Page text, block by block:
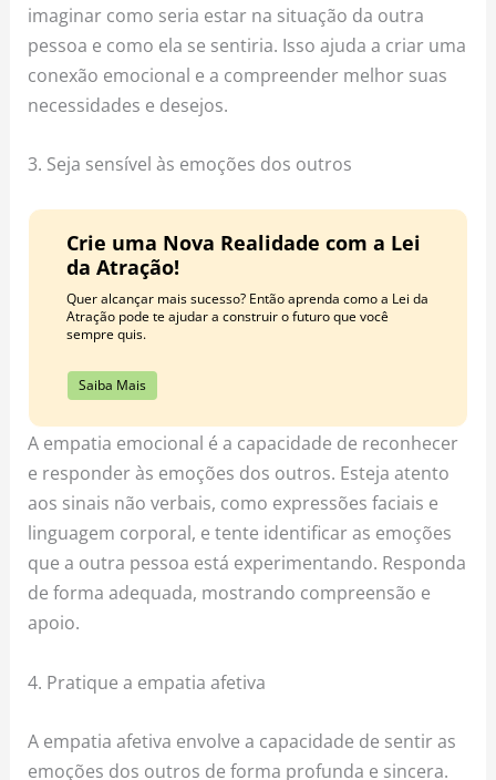
imaginar como seria estar na situação da outra
pessoa e como ela se sentiria. Isso ajuda a criar uma
conexão emocional e a compreender melhor suas
necessidades e desejos.
3. Seja sensível às emoções dos outros
Crie uma Nova Realidade com a Lei
da Atração!
Quer alcançar mais sucesso? Então aprenda como a Lei da
Atração pode te ajudar a construir o futuro que você
sempre quis.
Saiba Mais
A empatia emocional é a capacidade de reconhecer
e responder às emoções dos outros. Esteja atento
aos sinais não verbais, como expressões faciais e
linguagem corporal, e tente identificar as emoções
que a outra pessoa está experimentando. Responda
de forma adequada, mostrando compreensão e
apoio.
4. Pratique a empatia afetiva
A empatia afetiva envolve a capacidade de sentir as
emoções dos outros de forma profunda e sincera.